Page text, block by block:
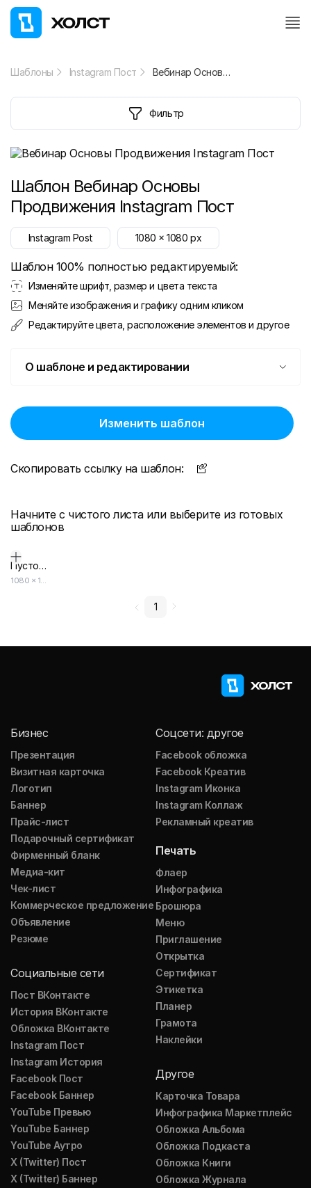
Шаблоны Instagram Пост Вебинар Основы Продвижения Instagram Пост
Фильтр
Шаблон Вебинар Основы
Продвижения Instagram Пост
Instagram Post 1080 x1080 px
Шаблон 100% полностью редактируемый:
Изменяйте шрифт, размер и цвета текста
Меняйте изображения и графику одним кликом
Редактируйте цвета, расположение элементов и другое
О шаблоне и редактировании
Изменить шаблон
Скопировать ссылку на шаблон:
Начните с чистого листа или выберите из готовых
шаблонов
Пустой дизайн-макет
1080 × 1080
1
Бизнес
Презентация
Визитная карточка
Логотип
Баннер
Прайс-лист
Подарочный сертификат
Фирменный бланк
Медиа-кит
Чек-лист
Коммерческое предложение
Объявление
Резюме
Социальные сети
Пост ВКонтакте
История ВКонтакте
Обложка ВКонтакте
Instagram Пост
Instagram История
Facebook Пост
Facebook Баннер
YouTube Превью
YouTube Баннер
YouTube Аутро
X (Twitter) Пост
X (Twitter) Баннер
Соцсети: другое
Facebook обложка
Facebook Креатив
Instagram Иконка
Instagram Коллаж
Рекламный креатив
Печать
Флаер
Инфографика
Брошюра
Меню
Приглашение
Открытка
Сертификат
Этикетка
Планер
Грамота
Наклейки
Другое
Карточка Товара
Инфографика Маркетплейс
Обложка Альбома
Обложка Подкаста
Обложка Книги
Обложка Журнала